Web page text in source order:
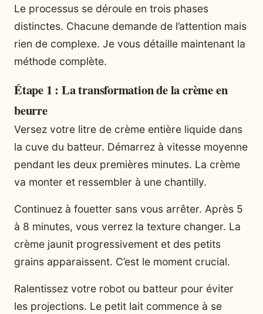
Le processus se déroule en trois phases
distinctes. Chacune demande de l’attention mais
rien de complexe. Je vous détaille maintenant la
méthode complète.
Étape 1 : La transformation de la crème en
beurre
Versez votre litre de crème entière liquide dans
la cuve du batteur. Démarrez à vitesse moyenne
pendant les deux premières minutes. La crème
va monter et ressembler à une chantilly.
Continuez à fouetter sans vous arrêter. Après 5
à 8 minutes, vous verrez la texture changer. La
crème jaunit progressivement et des petits
grains apparaissent. C’est le moment crucial.
Ralentissez votre robot ou batteur pour éviter
les projections. Le petit lait commence à se